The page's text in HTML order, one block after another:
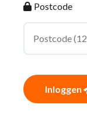
Postcode
Inloggen